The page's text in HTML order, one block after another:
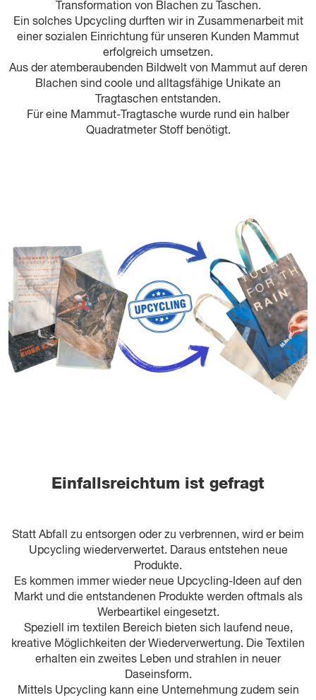
Transformation von Blachen zu Taschen.
Ein solches Upcycling durften wir in Zusammenarbeit mit
einer sozialen Einrichtung für unseren Kunden Mammut
erfolgreich umsetzen.
Aus der atemberaubenden Bildwelt von Mammut auf deren
Blachen sind coole und alltagsfähige Unikate an
Tragtaschen entstanden.
Für eine Mammut-Tragtasche wurde rund ein halber
Quadratmeter Stoff benötigt.
Einfallsreichtum ist gefragt
Statt Abfall zu entsorgen oder zu verbrennen, wird er beim
Upcycling wiederverwertet. Daraus entstehen neue
Produkte.
Es kommen immer wieder neue Upcycling-Ideen auf den
Markt und die entstandenen Produkte werden oftmals als
Werbeartikel eingesetzt.
Speziell im textilen Bereich bieten sich laufend neue,
kreative Möglichkeiten der Wiederverwertung. Die Textilen
erhalten ein zweites Leben und strahlen in neuer
Daseinsform.
Mittels Upcycling kann eine Unternehmung zudem sein